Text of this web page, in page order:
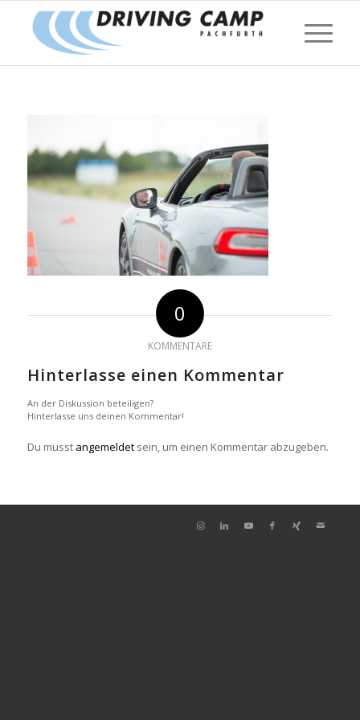
0
KOMMENTARE
Hinterlasse einen Kommentar
An der Diskussion beteiligen?
Hinterlasse uns deinen Kommentar!
Du musst angemeldetsein, um einen Kommentar abzugeben.